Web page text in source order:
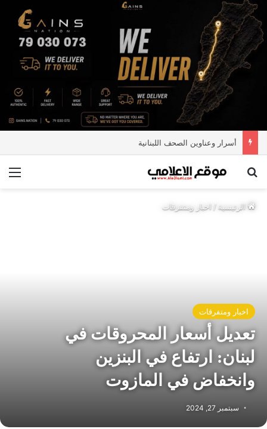
أسرار وعناوين الصحف اللبنانية
بحث عن
الرئيسية/ اخبار ومتفرقات
اخبار ومتفرقات
تعديل أسعار المحروقات في
لبنان: ارتفاع في البنزين
وانخفاض في المازوت
سبتمبر 27, 2024